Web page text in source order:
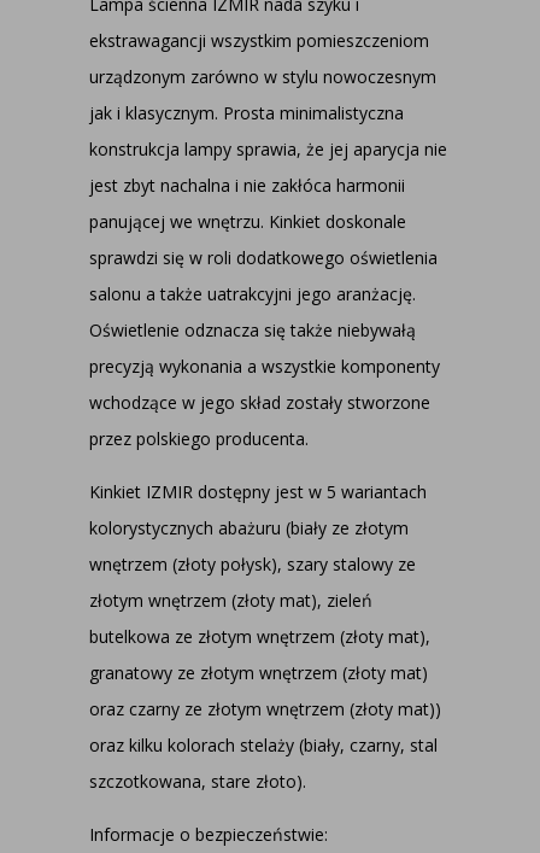
ekstrawagancji wszystkim pomieszczeniom
urządzonym zarówno w stylu nowoczesnym
jak i klasycznym. Prosta minimalistyczna
konstrukcja lampy sprawia, że jej aparycja nie
jest zbyt nachalna i nie zakłóca harmonii
panującej we wnętrzu. Kinkiet doskonale
sprawdzi się w roli dodatkowego oświetlenia
salonu a także uatrakcyjni jego aranżację.
Oświetlenie odznacza się także niebywałą
precyzją wykonania a wszystkie komponenty
wchodzące w jego skład zostały stworzone
przez polskiego producenta.
Kinkiet IZMIR dostępny jest w 5 wariantach
kolorystycznych abażuru (biały ze złotym
wnętrzem (złoty połysk), szary stalowy ze
złotym wnętrzem (złoty mat), zieleń
butelkowa ze złotym wnętrzem (złoty mat),
granatowy ze złotym wnętrzem (złoty mat)
oraz czarny ze złotym wnętrzem (złoty mat))
oraz kilku kolorach stelaży (biały, czarny, stal
szczotkowana, stare złoto).
Informacje o bezpieczeństwie: